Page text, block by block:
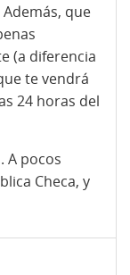
que
(a diferencia
te vendrá
24 horas del
A pocos
Checa, y